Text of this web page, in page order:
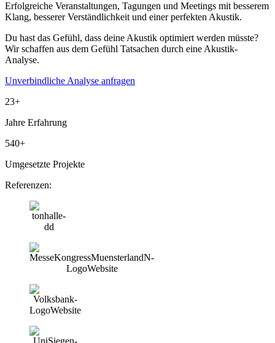
Erfolgreiche Veranstaltungen, Tagungen und Meetings mit besserem
Klang, besserer Verständlichkeit und einer perfekten Akustik.
Du hast das Gefühl, dass deine Akustik optimiert werden müsste?
Wir schaffen aus dem Gefühl Tatsachen durch eine Akustik-
Analyse.
Unverbindliche Analyse anfragen
23+
Jahre Erfahrung
540+
Umgesetzte Projekte
Referenzen: